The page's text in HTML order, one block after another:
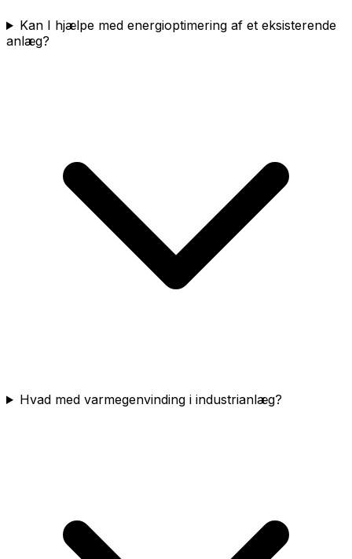
Kan I hjælpe med energioptimering af et eksisterende
anlæg?
Hvad med varmegenvinding i industrianlæg?